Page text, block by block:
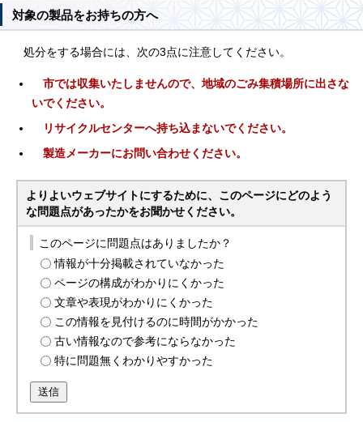
対象の製品をお持ちの方へ
処分をする場合には、次の3点に注意してください。
市では収集いたしませんので、 地域のごみ集積場所に出さな
いでください。
リサイクルセンターへ持ち込まないでください。
製造メーカーにお問い合わせください。
よりよいウェブサイトにするために、このページにどのよう
な問題点があったかをお聞かせください。
このページに問題点はありましたか？
情報が十分掲載されていなかった
ページの構成がわかりにくかった
文章や表現がわかりにくかった
この情報を見付けるのに時間がかかった
古い情報なので参考にならなかった
特に問題無くわかりやすかった
送信